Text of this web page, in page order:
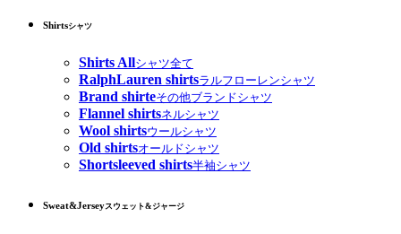
Shirtsシャツ
Shirts Allシャツ全て
RalphLauren shirtsラルフローレンシャツ
Brand shirteその他ブランドシャツ
Flannel shirtsネルシャツ
Wool shirtsウールシャツ
Old shirtsオールドシャツ
Shortsleeved shirts半袖シャツ
Sweat&Jerseyスウェット&ジャージ